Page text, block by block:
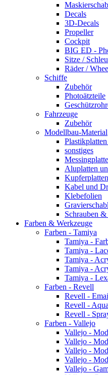
Decals
3D-Decals
Propeller
Cockpit
BIG ED -
Sitze /
Räder /
Schiffe
Zubehör
Photoätzteile
Fahrzeuge
Zubehör
Modellbau-Material
sonstiges
Aluplatten
Kabel und
Klebefolien
Schrauben
Farben & Werkzeuge
Farben - Tamiya
Tamiya -
Tamiya -
Tamiya -
Tamiya -
Tamiya -
Farben - Revell
Revell -
Revell -
Revell -
Farben - Vallejo
Vallejo -
Vallejo -
Vallejo -
Vallejo -
Vallejo -